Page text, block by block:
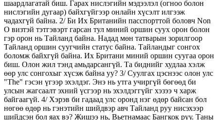
шаардлагатай биш. Гарах нислэгийн мэдээлэл (огноо болон
нислэгийн дугаар) байхгүйгээр онлайн хүсэлт илгээж
чадахгүй байна. 2/ Би Их Британийн пасспорттой боловч Non
O визтэй тэтгэвэрт гарсан тул миний оршин суух орон болон
гэр орон нь Тайланд байна. Надад мөн татварын зорилгоор
Тайланд оршин суугчийн статус байна. Тайландыг сонгох
боломж байхгүй байна. Их Британи миний оршин суугаа орон
биш. Олон жил тэнд амьдарсангүй. Та биднийг худлаа хэлж
өөр улс сонгохыг хүсэж байна уу? 3/ Суулгах цэснээс олон улс
"The" гэсэн үгээр эхэлдэг. Энэ нь утга учиргүй бөгөөд би
улсын жагсаалт эхний үсгээр нь эхэлдэггүйг хэзээ ч харж
байгаагүй. 4/ Хэрэв би гадаад улс оронд нэг өдөр байсан бол
нөгөө өдөр нь гэнэтийн шийдвэр авч Тайланд руу нисэхээр
шийдсэн бол яах вэ? Жишээ нь, Вьетнамаас Бангкок руу. Таны